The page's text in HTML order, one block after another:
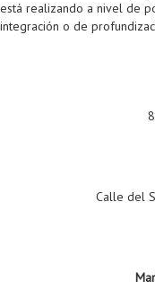
está realizando a nivel de
integración o de
Calle del
Ofertas
Práctica social
Escuela
Protocolo de